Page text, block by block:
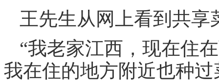
王先生从网上看到共
“我老家江西，现在住
我在住的地方附近也种